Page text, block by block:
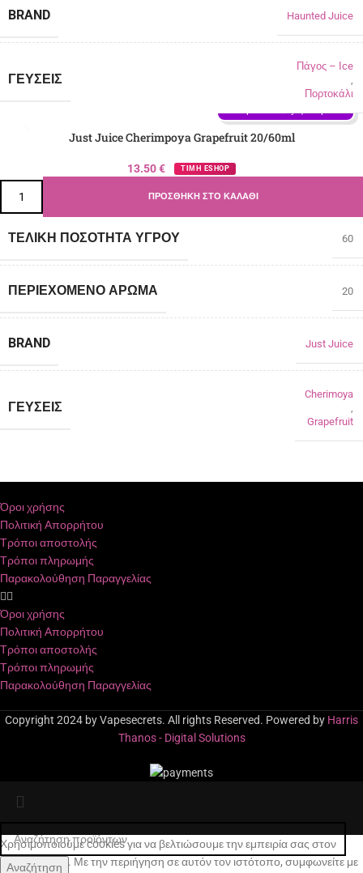
BRAND Haunted Juice
ΓΕΎΣΕΙΣ
Πάγος – Ιce
Πορτοκάλι
Just Juice Cherimpoya Grapefruit 20/60ml
13.50€ ΤΙΜΗ ESHOP
ΠΡΟΣΘΉΚΗ ΣΤΟ ΚΑΛΆΘΙ
ΤΕΛΙΚΉ ΠΟΣΌΤΗΤΑ ΥΓΡΟΎ 60
ΠΕΡΙΈΧΟΜΕΝΟ ΆΡΩΜΑ 20
BRAND Just Juice
ΓΕΎΣΕΙΣ
Cherimoya
Grapefruit
Όροι χρήσης
Πολιτική Απορρήτου
Τρόποι αποστολής
Τρόποι πληρωμής
Παρακολούθηση Παραγγελίας
Όροι χρήσης
Πολιτική Απορρήτου
Τρόποι αποστολής
Τρόποι πληρωμής
Παρακολούθηση Παραγγελίας
Copyright 2024 by Vapesecrets. All rights Reserved. Powered by Harris
Thanos - Digital Solutions
Αναζήτηση
Χρησιμοποιούμε cookies για να βελτιώσουμε την εμπειρία σας στον
ιστότοπό μας. Με την περιήγηση σε αυτόν τον ιστότοπο, συμφωνείτε με